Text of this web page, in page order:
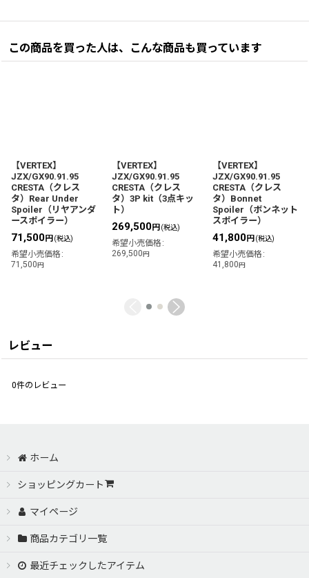
この商品を買った人は、こんな商品も買っています
【VERTEX】
JZX/GX90.91.95
CRESTA（クレス
タ）Rear Under
Spoiler（リヤアンダ
ースポイラー）
71,500円(税込)
希望小売価格 :
71,500円
【VERTEX】
JZX/GX90.91.95
CRESTA（クレス
タ）3P kit（3点キッ
ト）
269,500円(税込)
希望小売価格 :
269,500円
【VERTEX】
JZX/GX90.91.95
CRESTA（クレス
タ）Bonnet
Spoiler（ボンネット
スポイラー）
41,800円(税込)
希望小売価格 :
41,800円
レビュー
0件のレビュー
ホーム
ショッピングカート
マイページ
商品カテゴリ一覧
最近チェックしたアイテム